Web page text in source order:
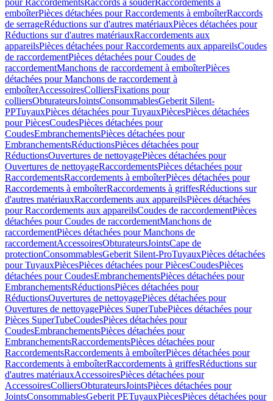
pour RaccordementsRaccords à souderRaccordements à
emboîterPièces détachées pour Raccordements à emboîterRaccords
de serrageRéductions sur d'autres matériauxPièces détachées pour
Réductions sur d'autres matériauxRaccordements aux
appareilsPièces détachées pour Raccordements aux appareilsCoudes
de raccordementPièces détachées pour Coudes de
raccordementManchons de raccordement à emboîterPièces
détachées pour Manchons de raccordement à
emboîterAccessoiresColliersFixations pour
colliersObturateursJointsConsommablesGeberit Silent-
PPTuyauxPièces détachées pour TuyauxPiècesPièces détachées
pour PiècesCoudesPièces détachées pour
CoudesEmbranchementsPièces détachées pour
EmbranchementsRéductionsPièces détachées pour
RéductionsOuvertures de nettoyagePièces détachées pour
Ouvertures de nettoyageRaccordementsPièces détachées pour
RaccordementsRaccordements à emboîterPièces détachées pour
Raccordements à emboîterRaccordements à griffesRéductions sur
d'autres matériauxRaccordements aux appareilsPièces détachées
pour Raccordements aux appareilsCoudes de raccordementPièces
détachées pour Coudes de raccordementManchons de
raccordementPièces détachées pour Manchons de
raccordementAccessoiresObturateursJointsCape de
protectionConsommablesGeberit Silent-ProTuyauxPièces détachées
pour TuyauxPiècesPièces détachées pour PiècesCoudesPièces
détachées pour CoudesEmbranchementsPièces détachées pour
EmbranchementsRéductionsPièces détachées pour
RéductionsOuvertures de nettoyagePièces détachées pour
Ouvertures de nettoyagePièces SuperTubePièces détachées pour
Pièces SuperTubeCoudesPièces détachées pour
CoudesEmbranchementsPièces détachées pour
EmbranchementsRaccordementsPièces détachées pour
RaccordementsRaccordements à emboîterPièces détachées pour
Raccordements à emboîterRaccordements à griffesRéductions sur
d'autres matériauxAccessoiresPièces détachées pour
AccessoiresColliersObturateursJointsPièces détachées pour
JointsConsommablesGeberit PETuyauxPiècesPièces détachées pour